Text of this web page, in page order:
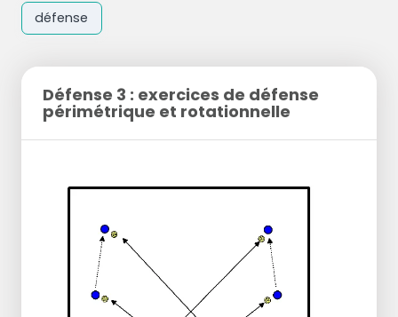
défense
Défense 3 : exercices de défense
périmétrique et rotationnelle